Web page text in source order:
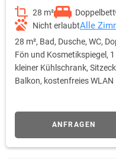
28 m² Doppelbett
Nicht erlaubtAlle
28 m², Bad, Dusche, WC,
Fön und Kosmetikspiegel,
kleiner Kühlschrank,
Balkon, kostenfreies WLAN
ANFRAGEN